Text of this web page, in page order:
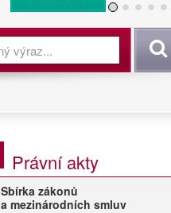
Vyhledat
Právní akty
Sbírka zákonů
a mezinárodních smluv